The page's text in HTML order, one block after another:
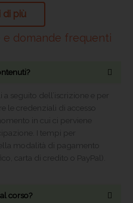
di più
e domande frequenti
seguito dell’iscrizione e per
le credenziali di accesso
in cui ci perviene
I tempi per
modalità di pagamento
carta di credito o PayPal).
corso?